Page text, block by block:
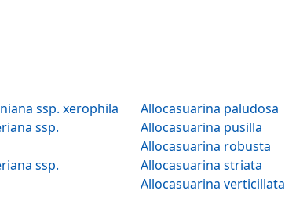
Allocasuarina mackliniana ssp. xerophila
ssp.
ssp.
Allocasuarina paludosa
Allocasuarina pusilla
Allocasuarina robusta
Allocasuarina striata
Allocasuarina verticillata